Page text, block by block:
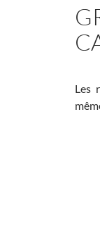
Les